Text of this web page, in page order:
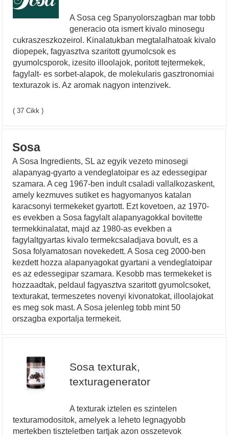
A Sosa ceg Spanyolorszagban mar tobb
generacio ota ismert kivalo minosegu
cukraszeszkozeirol. Kinalatukban megtalalhatoak kivalo
diopepek, fagyasztva szaritott gyumolcsok es
gyumolcsporok, izesito illoolajok, poritott tejtermekek,
fagylalt- es sorbet-alapok, de molekularis gasztronomiai
texturazok is. Az aromak nagyon intenzivek.
( 37 Cikk )
Sosa
A Sosa Ingredients, SL az egyik vezeto minosegi
alapanyag-gyarto a vendeglatoipar es az edessegipar
szamara. A ceg 1967-ben indult csaladi vallalkozaskent,
amely kezmuves sutiket es hagyomanyos katalan
karacsonyi termekeket gyartott. Ezt kovetoen, az 1970-
es evekben a Sosa fagylalt alapanyagokkal bovitette
termekkinalatat, majd az 1980-as evekben a
fagylaltgyartas kivalo termekcsaladjava bovult, es a
Sosa folyamatosan novekedett. A Sosa ceg 2000-ben
kezdett hozza alapanyagokat gyartani a vendeglatoipar
es az edessegipar szamara. Kesobb mas termekeket is
hozzaadtak, peldaul fagyasztva szaritott gyumolcsoket,
texturakat, termeszetes novenyi kivonatokat, illoolajokat
es meg sok mast. A Sosa jelenleg tobb mint 50
orszagba exportalja termekeit.
Sosa texturak,
texturagenerator
A texturak iztelen es szintelen
texturamodositok, amelyek a leheto legnagyobb
mertekben tiszteletben tartjak azon osszetevok